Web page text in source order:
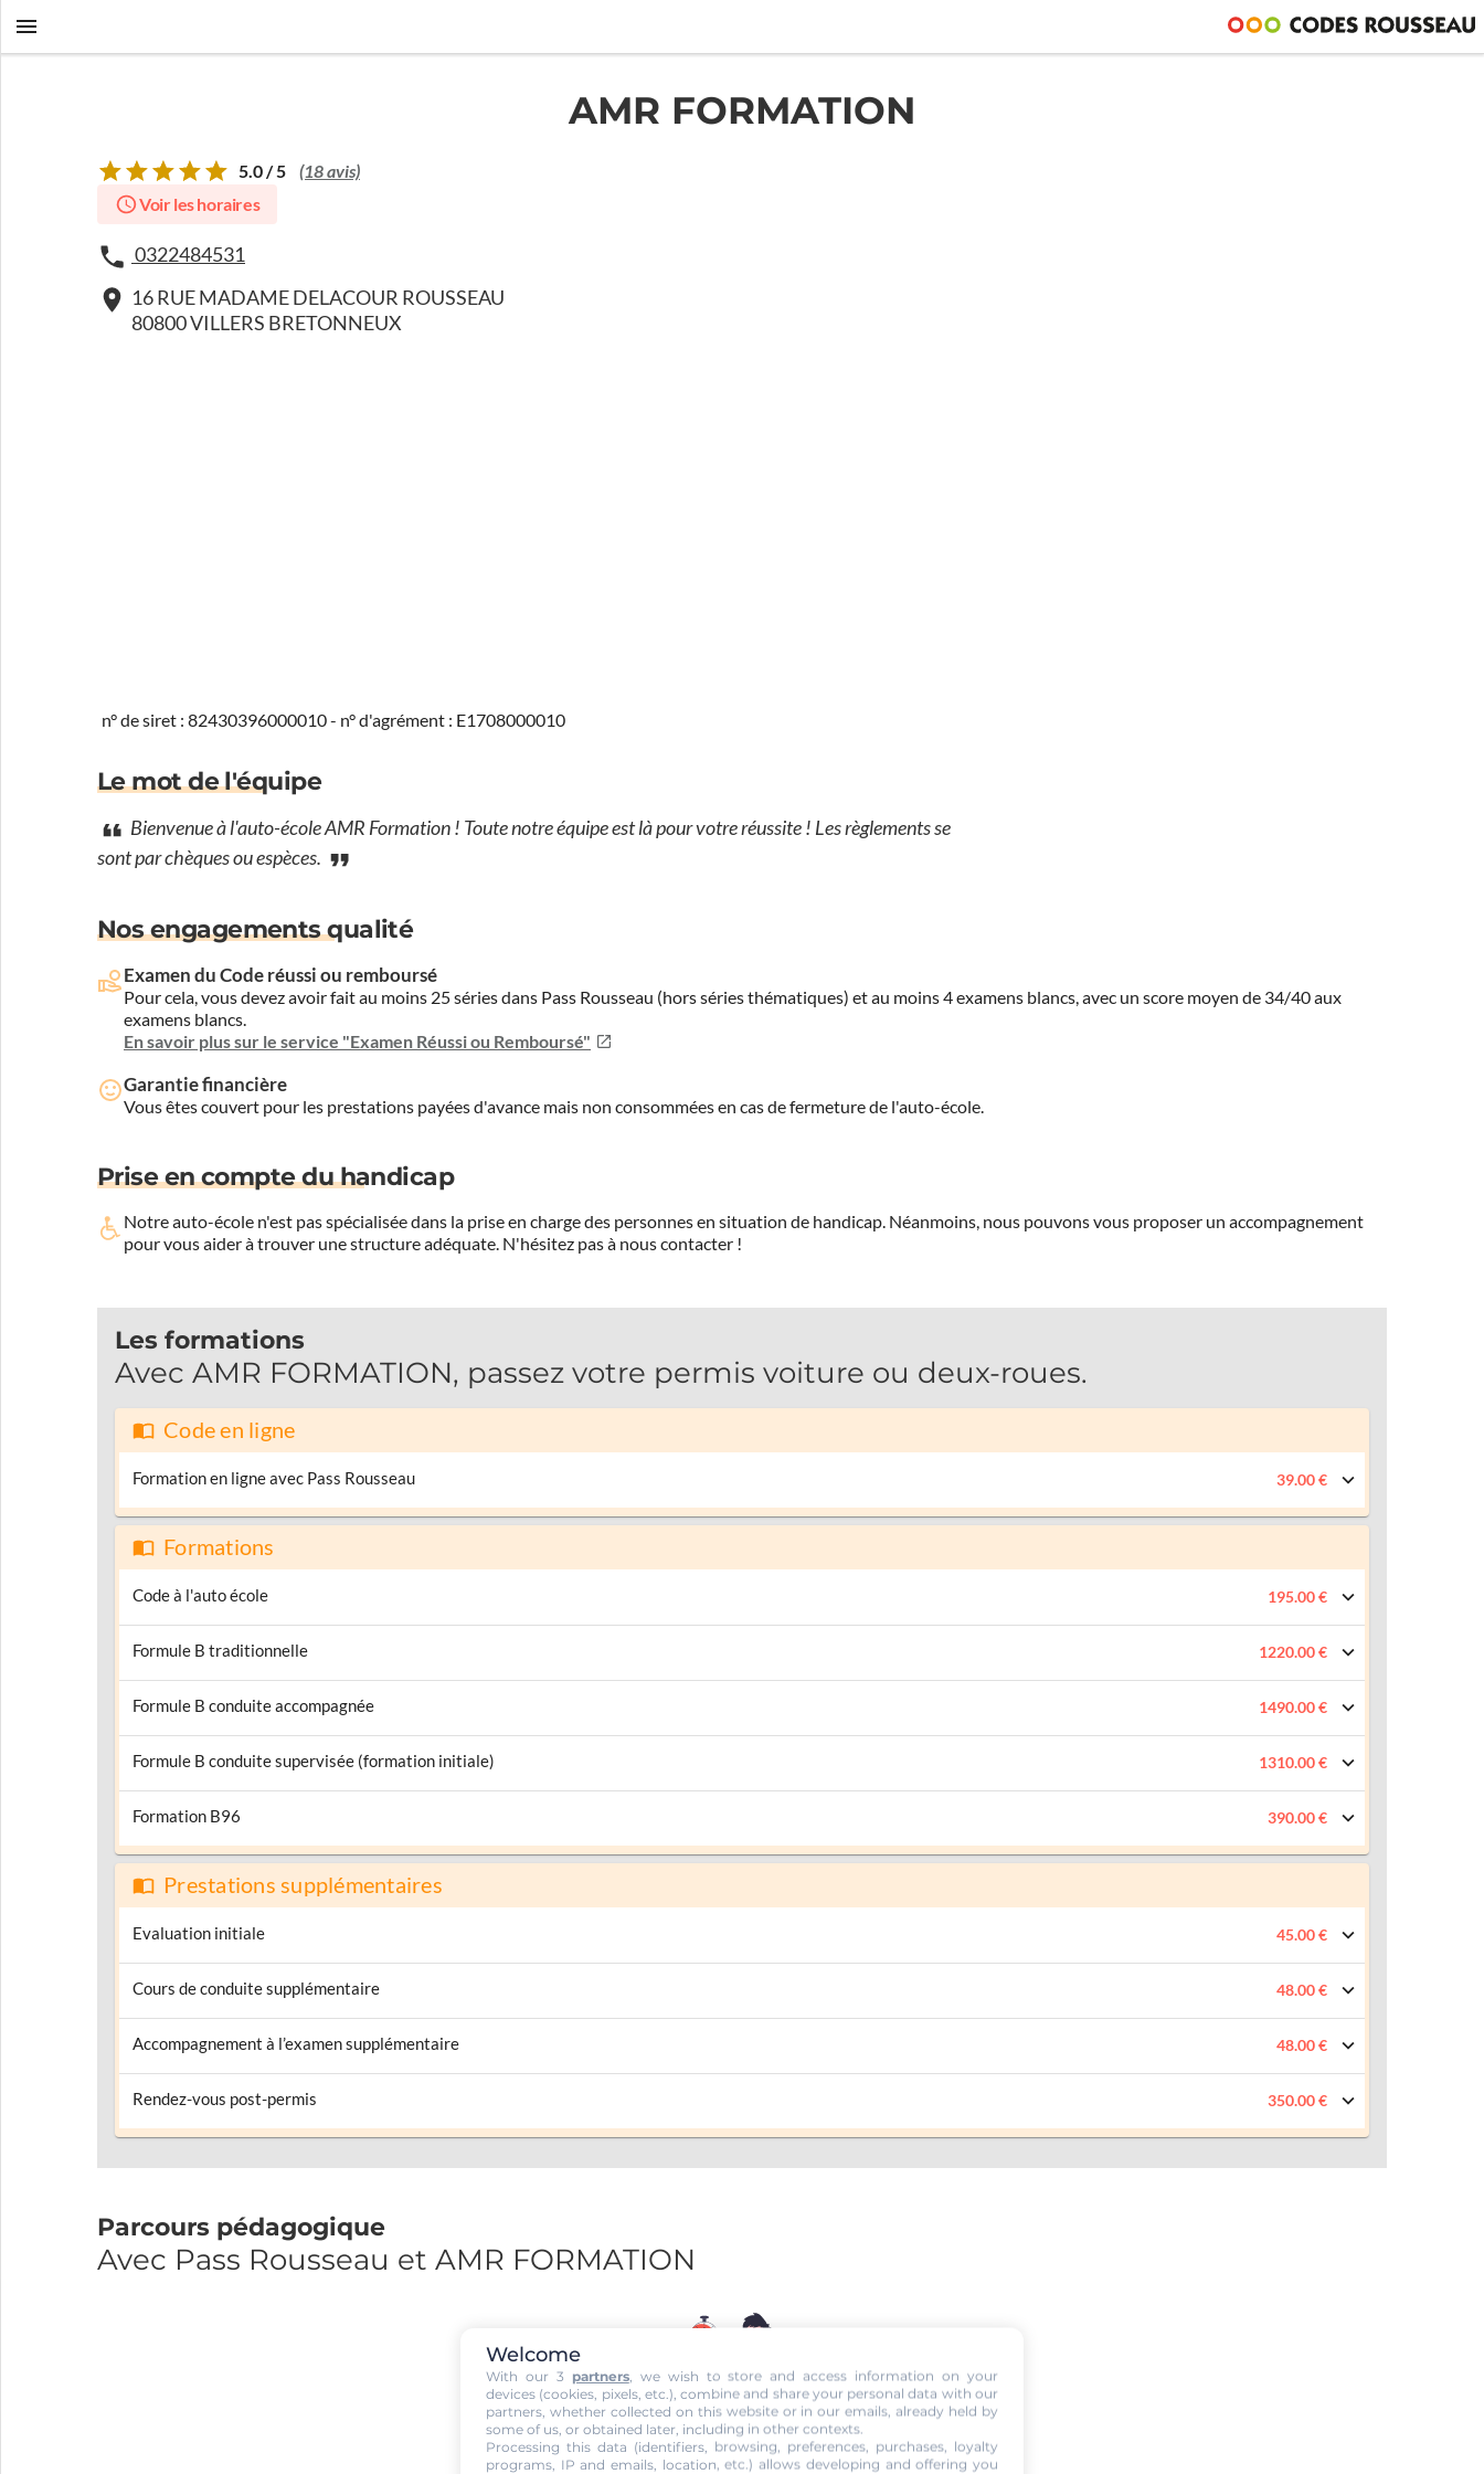
AMR FORMATION
5.0 / 5 (18 avis)
Voir les horaires
0322484531
16 RUE MADAME DELACOUR ROUSSEAU
80800 VILLERS BRETONNEUX
n° de siret : 82430396000010 - n° d'agrément : E1708000010
Le mot de l'équipe
Bienvenue à l'auto-école AMR Formation ! Toute notre équipe est là pour votre réussite ! Les règlements se
sont par chèques ou espèces.
Nos engagements qualité
Examen du Code réussi ou remboursé
Pour cela, vous devez avoir fait au moins 25 séries dans Pass Rousseau (hors séries thématiques) et au moins 4 examens blancs, avec un score moyen de 34/40 aux
examens blancs.
En savoir plus sur le service "Examen Réussi ou Remboursé"
Garantie financière
Vous êtes couvert pour les prestations payées d'avance mais non consommées en cas de fermeture de l'auto-école.
Prise en compte du handicap
Notre auto-école n'est pas spécialisée dans la prise en charge des personnes en situation de handicap. Néanmoins, nous pouvons vous proposer un accompagnement
pour vous aider à trouver une structure adéquate. N'hésitez pas à nous contacter !
Les formations
Avec AMR FORMATION, passez votre permis voiture ou deux-roues.
Code en ligne
Formation en ligne avec Pass Rousseau 39.00 €
Formations
Code à l'auto école 195.00 €
Formule B traditionnelle 1220.00 €
Formule B conduite accompagnée 1490.00 €
Formule B conduite supervisée (formation initiale) 1310.00 €
Formation B96 390.00 €
Prestations supplémentaires
Evaluation initiale 45.00 €
Cours de conduite supplémentaire 48.00 €
Accompagnement à l’examen supplémentaire 48.00 €
Rendez-vous post-permis 350.00 €
Parcours pédagogique
Avec Pass Rousseau et AMR FORMATION
ÉTAPE 1
Welcome
With our 3 partners, we wish to store and access information on your
devices (cookies, pixels, etc.), combine and share your personal data with our
partners, whether collected on this website or in our emails, already held by
some of us, or obtained later, including in other contexts.
Processing this data (identifiers, browsing, preferences, purchases, loyalty
programs, IP and emails, location, etc.) allows developing and offering you